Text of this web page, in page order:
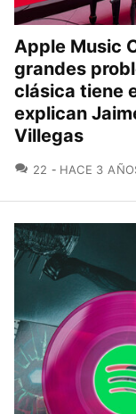
Apple Music
grandes
clásica tiene
explican
Villegas
22 COMENTARIOS
HACE 3